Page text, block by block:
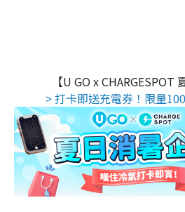
【U GO x CHARGESPOT
> 打卡即送充電券！限量